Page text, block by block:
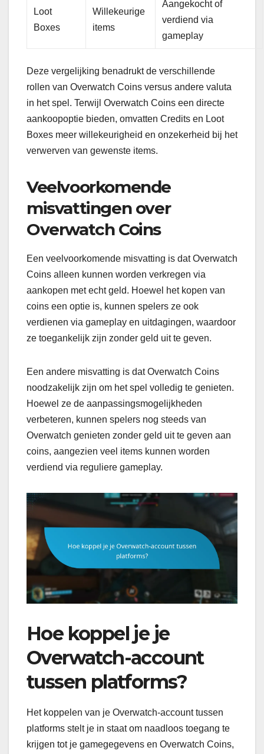
Loot
Boxes
Willekeurige
items
Aangekocht of
verdiend via
gameplay
Deze vergelijking benadrukt de verschillende
rollen van Overwatch Coins versus andere valuta
in het spel. Terwijl Overwatch Coins een directe
aankoopoptie bieden, omvatten Credits en Loot
Boxes meer willekeurigheid en onzekerheid bij het
verwerven van gewenste items.
Veelvoorkomende
misvattingen over
Overwatch Coins
Een veelvoorkomende misvatting is dat Overwatch
Coins alleen kunnen worden verkregen via
aankopen met echt geld. Hoewel het kopen van
coins een optie is, kunnen spelers ze ook
verdienen via gameplay en uitdagingen, waardoor
ze toegankelijk zijn zonder geld uit te geven.
Een andere misvatting is dat Overwatch Coins
noodzakelijk zijn om het spel volledig te genieten.
Hoewel ze de aanpassingsmogelijkheden
verbeteren, kunnen spelers nog steeds van
Overwatch genieten zonder geld uit te geven aan
coins, aangezien veel items kunnen worden
verdiend via reguliere gameplay.
Hoe koppel je je
Overwatch-account
tussen platforms?
Het koppelen van je Overwatch-account tussen
platforms stelt je in staat om naadloos toegang te
krijgen tot je gamegegevens en Overwatch Coins,